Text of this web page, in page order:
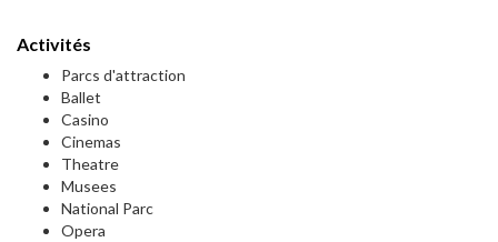
Activités
Parcs d'attraction
Ballet
Casino
Cinemas
Theatre
Musees
National Parc
Opera